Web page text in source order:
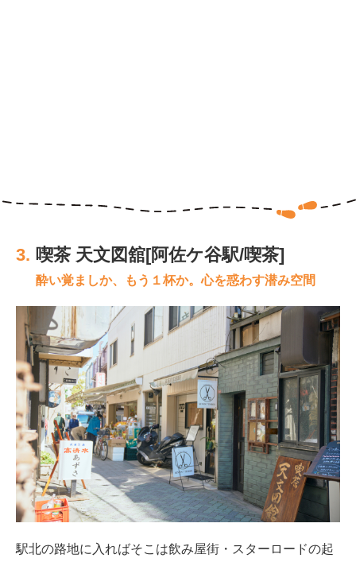
3. 喫茶 天文図舘[阿佐ケ谷駅/喫茶]
酔い覚ましか、もう１杯か。心を惑わす潜み空間
駅北の路地に入ればそこは飲み屋街・スターロードの起